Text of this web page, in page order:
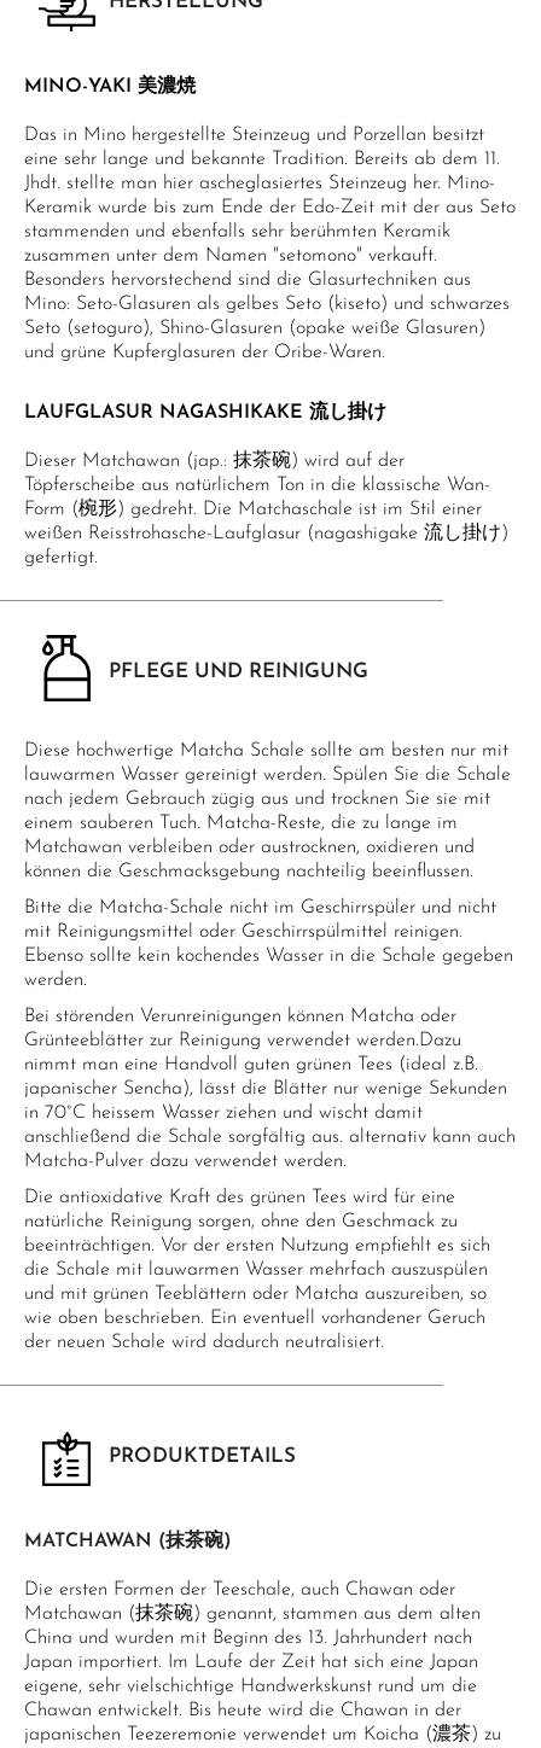
MINO-YAKI 美濃焼
Das in Mino hergestellte Steinzeug und Porzellan besitzt
eine sehr lange und bekannte Tradition. Bereits ab dem 11.
Jhdt. stellte man hier ascheglasiertes Steinzeug her. Mino-
Keramik wurde bis zum Ende der Edo-Zeit mit der aus Seto
stammenden und ebenfalls sehr berühmten Keramik
zusammen unter dem Namen "setomono" verkauft.
Besonders hervorstechend sind die Glasurtechniken aus
Mino: Seto-Glasuren als gelbes Seto (kiseto) und schwarzes
Seto (setoguro), Shino-Glasuren (opake weiße Glasuren)
und grüne Kupferglasuren der Oribe-Waren.
LAUFGLASUR NAGASHIKAKE 流し掛け
Dieser Matchawan (jap.: 抹茶碗) wird auf der
Töpferscheibe aus natürlichem Ton in die klassische Wan-
Form (椀形) gedreht. Die Matchaschale ist im Stil einer
weißen Reisstrohasche-Laufglasur (nagashigake 流し掛け)
gefertigt.
PFLEGE UND REINIGUNG
Diese hochwertige Matcha Schale sollte am besten nur mit
lauwarmen Wasser gereinigt werden. Spülen Sie die Schale
nach jedem Gebrauch zügig aus und trocknen Sie sie mit
einem sauberen Tuch. Matcha-Reste, die zu lange im
Matchawan verbleiben oder austrocknen, oxidieren und
können die Geschmacksgebung nachteilig beeinflussen.
Bitte die Matcha-Schale nicht im Geschirrspüler und nicht
mit Reinigungsmittel oder Geschirrspülmittel reinigen.
Ebenso sollte kein kochendes Wasser in die Schale gegeben
werden.
Bei störenden Verunreinigungen können Matcha oder
Grünteeblätter zur Reinigung verwendet werden.Dazu
nimmt man eine Handvoll guten grünen Tees (ideal z.B.
japanischer Sencha), lässt die Blätter nur wenige Sekunden
in 70°C heissem Wasser ziehen und wischt damit
anschließend die Schale sorgfältig aus. alternativ kann auch
Matcha-Pulver dazu verwendet werden.
Die antioxidative Kraft des grünen Tees wird für eine
natürliche Reinigung sorgen, ohne den Geschmack zu
beeinträchtigen. Vor der ersten Nutzung empfiehlt es sich
die Schale mit lauwarmen Wasser mehrfach auszuspülen
und mit grünen Teeblättern oder Matcha auszureiben, so
wie oben beschrieben. Ein eventuell vorhandener Geruch
der neuen Schale wird dadurch neutralisiert.
PRODUKTDETAILS
MATCHAWAN (抹茶碗)
Die ersten Formen der Teeschale, auch Chawan oder
Matchawan (抹茶碗) genannt, stammen aus dem alten
China und wurden mit Beginn des 13. Jahrhundert nach
Japan importiert. Im Laufe der Zeit hat sich eine Japan
eigene, sehr vielschichtige Handwerkskunst rund um die
Chawan entwickelt. Bis heute wird die Chawan in der
japanischen Teezeremonie verwendet um Koicha (濃茶) zu